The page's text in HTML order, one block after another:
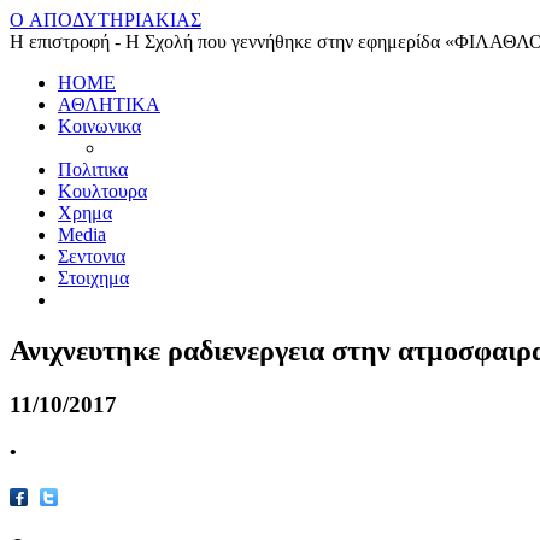
O ΑΠΟΔΥΤΗΡΙΑΚΙΑΣ
Η επιστροφή - Η Σχολή που γεννήθηκε στην εφημερίδα
HOME
ΑΘΛΗΤΙΚΑ
Κοινωνικα
Πολιτικα
Κουλτουρα
Χρημα
Media
Σεντονια
Στοιχημα
Ανιχνευτηκε ραδιενεργεια στην
11/10/2017
•